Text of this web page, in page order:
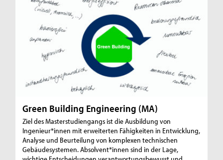
Green Building Engineering (MA)
Ziel des Masterstudiengangs ist die Ausbildung von
Ingenieur*innen mit erweiterten Fähigkeiten in Entwicklung,
Analyse und Beurteilung von komplexen technischen
Gebäudesystemen. Absolvent*innen sind in der Lage,